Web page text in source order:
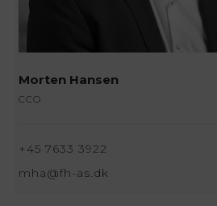
Morten Hansen
CCO
+45 7633 3922
mha@fh-as.dk